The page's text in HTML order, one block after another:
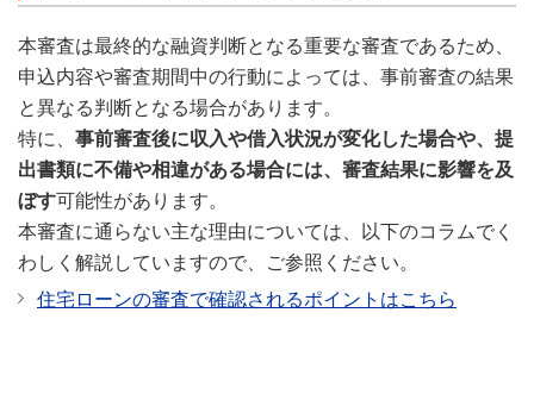
本審査は最終的な融資判断となる重要な審査であるため、
申込内容や審査期間中の行動によっては、事前審査の結果
と異なる判断となる場合があります。
特に、 事前審査後に収入や借入状況が変化した場合や、提
出書類に不備や相違がある場合には、審査結果に影響を及
ぼす可能性があります。
本審査に通らない主な理由については、以下のコラムでく
わしく解説していますので、ご参照ください。
住宅ローンの審査で確認されるポイントはこちら